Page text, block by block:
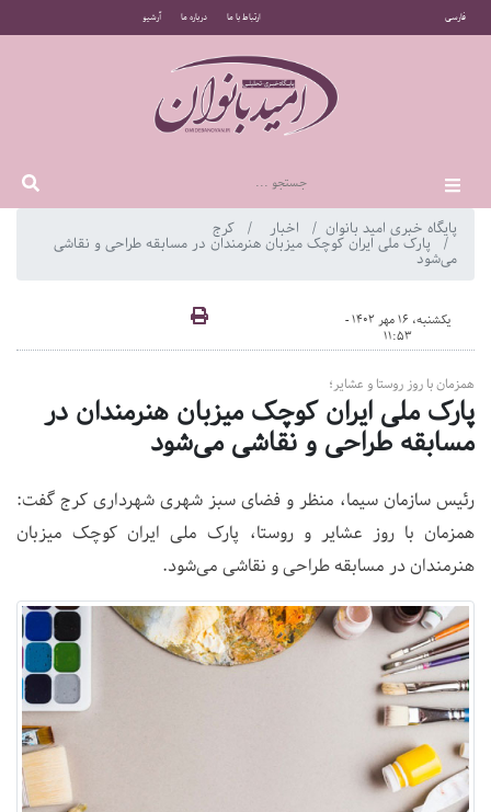
فارسی ارتباط با ما درباره ما آرشیو
پایگاه خبری امید بانوان اخبار کرج
پارک ملی ایران کوچک میزبان هنرمندان در مسابقه طراحی و نقاشی
می‌شود
یکشنبه، 16 مهر 1402 -
11:53
همزمان با روز روستا و عشایر؛
پارک ملی ایران کوچک میزبان هنرمندان در
مسابقه طراحی و نقاشی می‌شود
رئیس سازمان سیما، منظر و فضای سبز شهری شهرداری کرج گفت:
همزمان با روز عشایر و روستا، پارک ملی ایران کوچک میزبان
هنرمندان در مسابقه طراحی و نقاشی می‌شود.